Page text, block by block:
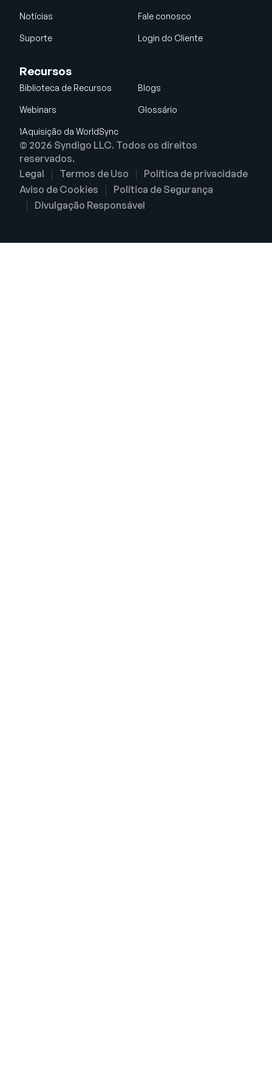
Notícias Fale conosco
Suporte Login do Cliente
Recursos
Biblioteca de Recursos Blogs
Webinars Glossário
1Aquisição da WorldSync
© 2026 Syndigo LLC. Todos os direitos
reservados.
Legal
Termos de Uso
Política de privacidade
Aviso de Cookies
Política de Segurança
Divulgação Responsável